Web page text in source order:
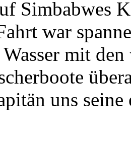
Simbabwes
war
Wasser mit
uns